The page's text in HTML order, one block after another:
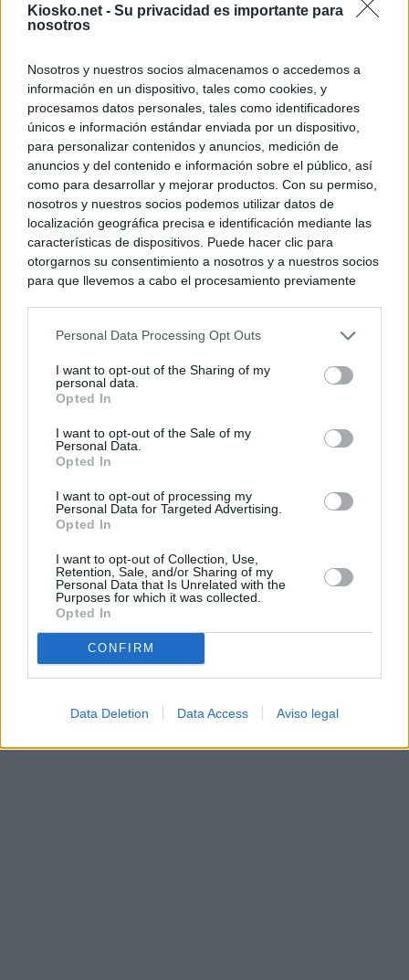
Kiosko.net - Su privacidad es importante para
nosotros
Nosotros y nuestros socios almacenamos o accedemos a
información en un dispositivo, tales como cookies, y
procesamos datos personales, tales como identificadores
únicos e información estándar enviada por un dispositivo,
para personalizar contenidos y anuncios, medición de
anuncios y del contenido e información sobre el público, así
como para desarrollar y mejorar productos. Con su permiso,
nosotros y nuestros socios podemos utilizar datos de
localización geográfica precisa e identificación mediante las
características de dispositivos. Puede hacer clic para
otorgarnos su consentimiento a nosotros y a nuestros socios
para que llevemos a cabo el procesamiento previamente
negar su consentimiento. Tenga en cuenta que algún
de su consentimiento, pero usted tiene el derecho de
rechazar tal procesamiento. Sus preferencias se aplicarán
cualquier momento entrando de nuevo en este sitio web o
visitando nuestra política de privacidad.
Personal Data Processing Opt Outs
I want to opt-out of the Sharing of my
personal data.
Opted In
I want to opt-out of the Sale of my
Personal Data.
Opted In
I want to opt-out of processing my
Personal Data for Targeted Advertising.
Opted In
I want to opt-out of Collection, Use,
Retention, Sale, and/or Sharing of my
Personal Data that Is Unrelated with the
Purposes for which it was collected.
Opted In
CONFIRM
Data Deletion Data Access Aviso legal